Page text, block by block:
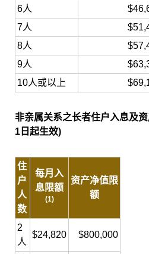
6人
7人
8人
9人
10人或以上
非亲属关系之长者住户入息及
1日起生效)
住
户
人
数
每月入
息限额
(1)
资产净值限
额
2
人
$24,820 $800,000